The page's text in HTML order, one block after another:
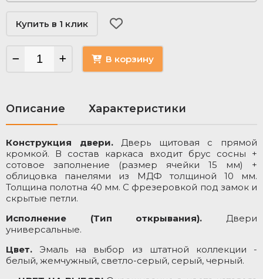
Купить в 1 клик
В корзину
Описание Характеристики
Конструкция двери.Дверь щитовая с прямой
кромкой. В состав каркаса входит брус сосны +
сотовое заполнение (размер ячейки 15 мм) +
облицовка панелями из МДФ толщиной 10 мм.
Толщина полотна 40 мм. С фрезеровкой под замок и
скрытые петли.
Исполнение (Тип открывания). Двери
универсальные.
Цвет. Эмаль на выбор из штатной коллекции -
белый, жемчужный, светло-серый, серый, черный.